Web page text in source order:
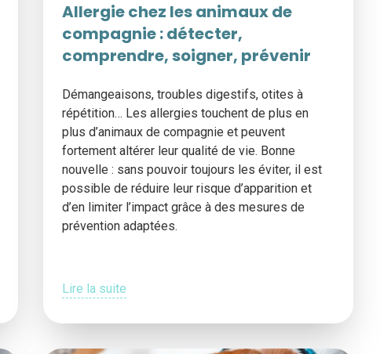
Allergie chez les animaux de
compagnie : détecter,
comprendre, soigner, prévenir
Démangeaisons, troubles digestifs, otites à
répétition… Les allergies touchent de plus en
plus d’animaux de compagnie et peuvent
fortement altérer leur qualité de vie. Bonne
nouvelle : sans pouvoir toujours les éviter, il est
possible de réduire leur risque d’apparition et
d’en limiter l’impact grâce à des mesures de
prévention adaptées.
Lire la suite